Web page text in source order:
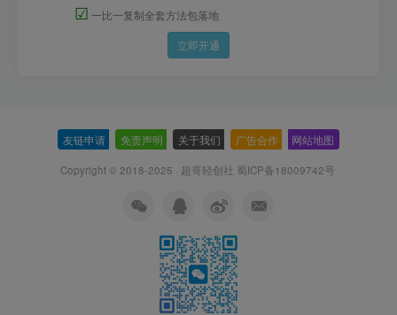
☑ 一比一复制全套方法包落地
立即开通
友链申请 免责声明 关于我们 广告合作 网站地图
Copyright © 2018-2025 · 超哥轻创社 蜀ICP备18009742号